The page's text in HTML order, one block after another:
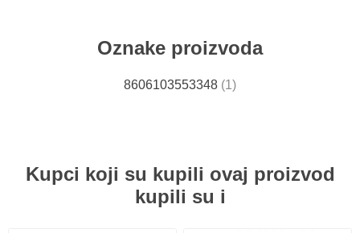
Oznake proizvoda
8606103553348 (1)
Kupci koji su kupili ovaj proizvod
kupili su i